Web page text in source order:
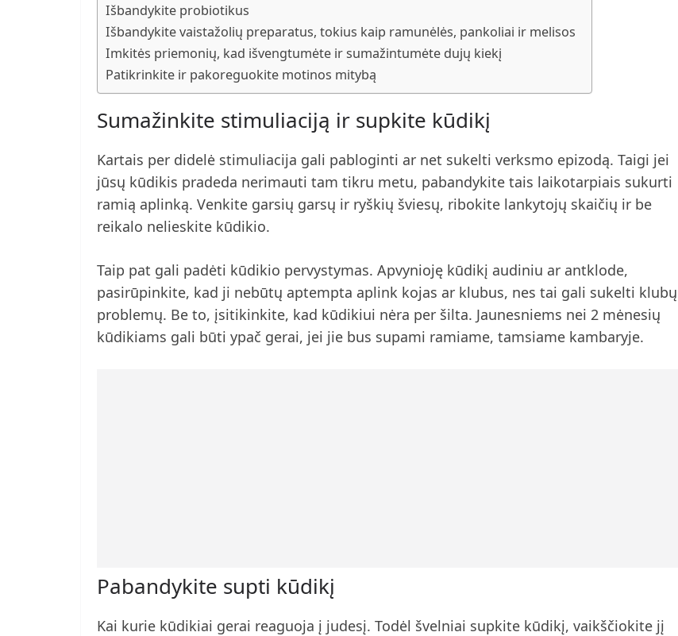
Išbandykite probiotikus
Išbandykite vaistažolių preparatus, tokius kaip ramunėlės, pankoliai ir melisos
Imkitės priemonių, kad išvengtumėte ir sumažintumėte dujų kiekį
Patikrinkite ir pakoreguokite motinos mitybą
Sumažinkite stimuliaciją ir supkite kūdikį
Kartais per didelė stimuliacija gali pabloginti ar net sukelti verksmo epizodą. Taigi jei
jūsų kūdikis pradeda nerimauti tam tikru metu, pabandykite tais laikotarpiais sukurti
ramią aplinką. Venkite garsių garsų ir ryškių šviesų, ribokite lankytojų skaičių ir be
reikalo nelieskite kūdikio.
Taip pat gali padėti kūdikio pervystymas. Apvynioję kūdikį audiniu ar antklode,
pasirūpinkite, kad ji nebūtų aptempta aplink kojas ar klubus, nes tai gali sukelti klubų
problemų. Be to, įsitikinkite, kad kūdikiui nėra per šilta. Jaunesniems nei 2 mėnesių
kūdikiams gali būti ypač gerai, jei jie bus supami ramiame, tamsiame kambaryje.
Pabandykite supti kūdikį
Kai kurie kūdikiai gerai reaguoja į judesį. Todėl švelniai supkite kūdikį, vaikščiokite jį